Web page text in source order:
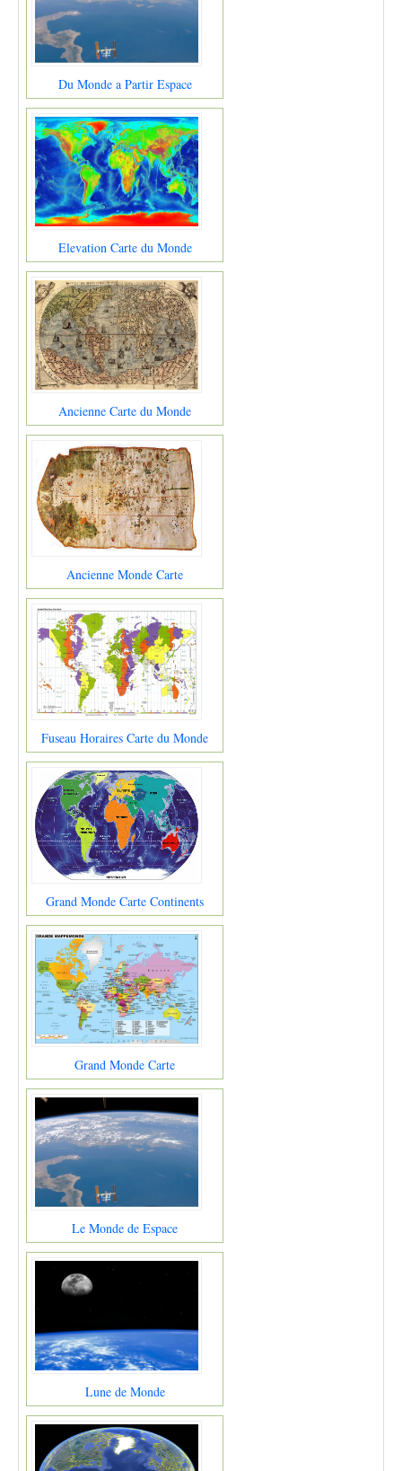
Du Monde a Partir Espace
Elevation Carte du Monde
Ancienne Carte du Monde
Ancienne Monde Carte
Fuseau Horaires Carte du Monde
Grand Monde Carte Continents
Grand Monde Carte
Le Monde de Espace
Lune de Monde